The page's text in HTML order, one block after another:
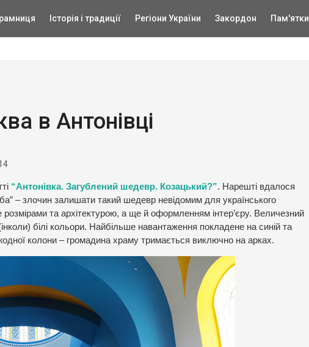
Історія і традиції Регіони України Закордон Пам'ятки
в Антонівці
“Антонівка. Загублений шедевр. Козацький?”. Нарешті вдалося
– злочин залишати такий шедевр невідомим для українського
розмірами та архітектурою, а ще й оформленням інтер’єру. Величезний
білі кольори. Найбільше навантаження покладене на синій та
колони – громадина храму тримається виключно на арках.